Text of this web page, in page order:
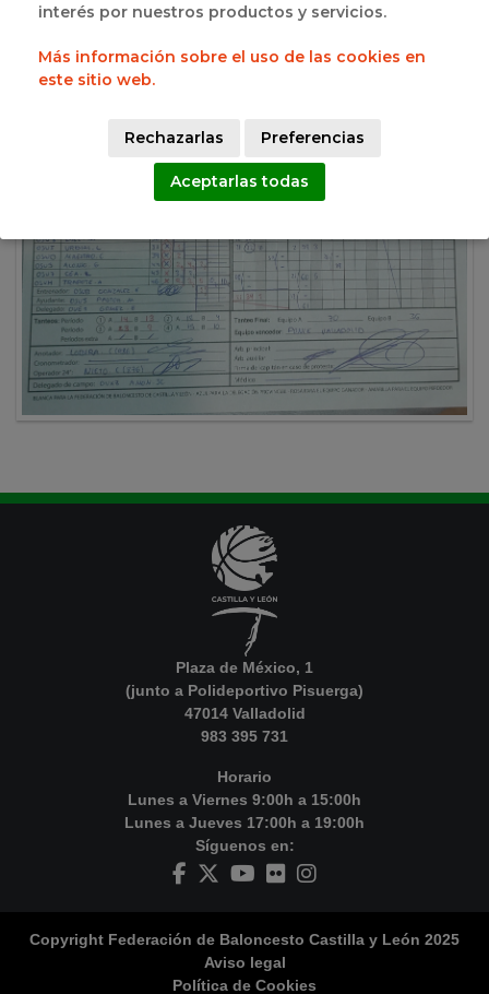
Plaza de México, 1
(junto a Polideportivo Pisuerga)
47014 Valladolid
983 395 731
Horario
Lunes a Viernes 9:00h a 15:00h
Lunes a Jueves 17:00h a 19:00h
Síguenos en:
Copyright Federación de Baloncesto Castilla y León 2025
Aviso legal
Política de Cookies
interés por nuestros productos y servicios.
Más información sobre el uso de las cookies en
este sitio web.
Rechazarlas Preferencias
Aceptarlas todas